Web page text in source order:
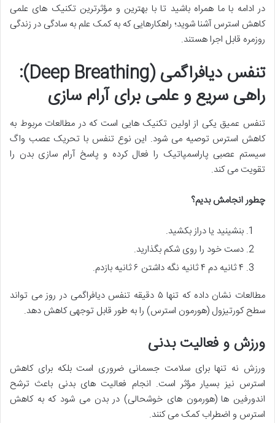
در ادامه با ما همراه باشید تا با بهترین و مؤثرترین تکنیک های علمی
کاهش استرس آشنا شوید؛ راهکارهایی که به کمک علم به سادگی در زندگی
روزمره قابل اجرا هستند.
تنفس دیافراگمی (Deep Breathing):
راهی سریع و علمی برای آرام سازی
تنفس عمیق یکی از اولین تکنیک هایی است که در مطالعات مربوط به
کاهش استرس توصیه می شود. این نوع تنفس با تحریک عصب واگ
سیستم عصبی پاراسمپاتیک را فعال کرده و پاسخ آرام سازی بدن را
تقویت می کند.
چطور انجامش بدیم؟
بنشینید یا دراز بکشید.
دست خود را روی شکم بگذارید.
۴ ثانیه دم ۴ ثانیه نگه داشتن ۶ ثانیه بازدم.
مطالعات نشان داده که تنها ۵ دقیقه تنفس دیافراگمی در روز می تواند
سطح کورتیزول (هورمون استرس) را به طور قابل توجهی کاهش دهد.
ورزش و فعالیت بدنی
ورزش نه تنها برای سلامت جسمانی ضروری است بلکه برای کاهش
استرس نیز بسیار مؤثر است. انجام فعالیت های بدنی باعث ترشح
اندورفین ها (هورمون های خوشحالی) در بدن می شود که به کاهش
استرس و اضطراب کمک می کنند.